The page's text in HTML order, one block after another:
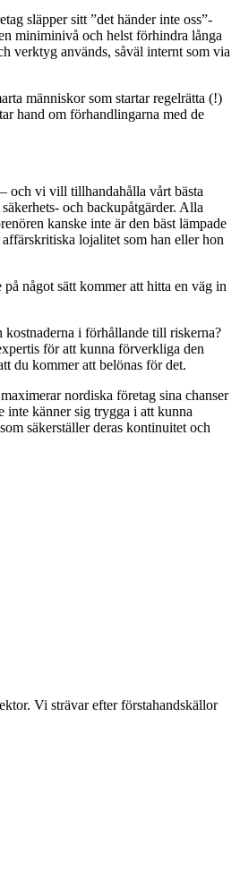
släpper sitt ”det händer inte oss”-
miniminivå och helst förhindra långa
verktyg används, såväl internt som via
människor som startar regelrätta (!)
hand om förhandlingarna med de
och vi vill tillhandahålla vårt bästa
och backupåtgärder. Alla
kanske inte är den bäst lämpade
lojalitet som han eller hon
något sätt kommer att hitta en väg in
i förhållande till riskerna?
för att kunna förverkliga den
du kommer att belönas för det.
nordiska företag sina chanser
inte känner sig trygga i att kunna
säkerställer deras kontinuitet och
Vi strävar efter förstahandskällor